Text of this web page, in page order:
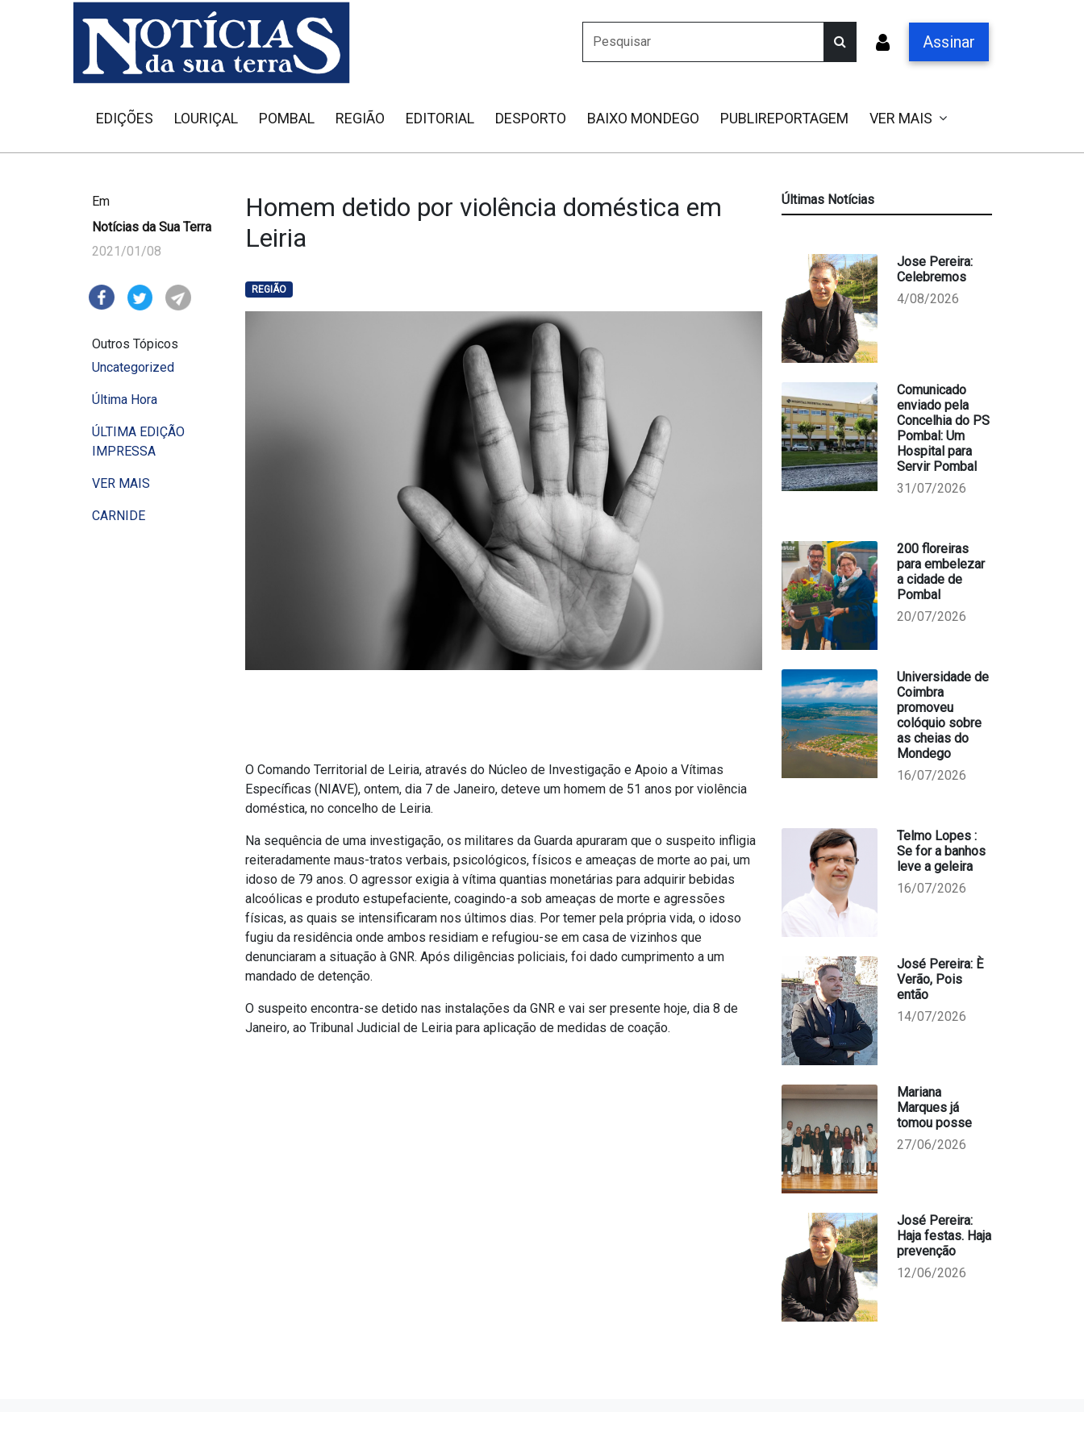
Assinar
EDIÇÕES LOURIÇAL POMBAL REGIÃO EDITORIAL DESPORTO BAIXO MONDEGO PUBLIREPORTAGEM VER MAIS
Em
Notícias da Sua Terra
2021/01/08
Outros Tópicos
Uncategorized
Última Hora
ÚLTIMA EDIÇÃO
IMPRESSA
VER MAIS
CARNIDE
Homem detido por violência doméstica em
Leiria
REGIÃO
O Comando Territorial de Leiria, através do Núcleo de Investigação e Apoio a Vítimas
Específicas (NIAVE), ontem, dia 7 de Janeiro, deteve um homem de 51 anos por violência
doméstica, no concelho de Leiria.
Na sequência de uma investigação, os militares da Guarda apuraram que o suspeito infligia
reiteradamente maus-tratos verbais, psicológicos, físicos e ameaças de morte ao pai, um
idoso de 79 anos. O agressor exigia à vítima quantias monetárias para adquirir bebidas
alcoólicas e produto estupefaciente, coagindo-a sob ameaças de morte e agressões
físicas, as quais se intensificaram nos últimos dias. Por temer pela própria vida, o idoso
fugiu da residência onde ambos residiam e refugiou-se em casa de vizinhos que
denunciaram a situação à GNR. Após diligências policiais, foi dado cumprimento a um
mandado de detenção.
O suspeito encontra-se detido nas instalações da GNR e vai ser presente hoje, dia 8 de
Janeiro, ao Tribunal Judicial de Leiria para aplicação de medidas de coação.
Últimas Notícias
Jose Pereira:
Celebremos
4/08/2026
Comunicado
enviado pela
Concelhia do PS
Pombal: Um
Hospital para
Servir Pombal
31/07/2026
200 floreiras
para embelezar
a cidade de
Pombal
20/07/2026
Universidade de
Coimbra
promoveu
colóquio sobre
as cheias do
Mondego
16/07/2026
Telmo Lopes :
Se for a banhos
leve a geleira
16/07/2026
José Pereira: È
Verão, Pois
então
14/07/2026
Mariana
Marques já
tomou posse
27/06/2026
José Pereira:
Haja festas. Haja
prevenção
12/06/2026